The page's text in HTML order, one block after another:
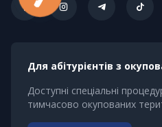
Для абітурієнтів з
Доступні спеціальні
тимчасово окупованих